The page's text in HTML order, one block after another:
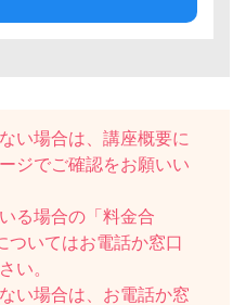
い場合は、講座概要に
ジでご確認をお願いい
る場合の「料金合
ついてはお電話か窓口
い。
い場合は、お電話か窓